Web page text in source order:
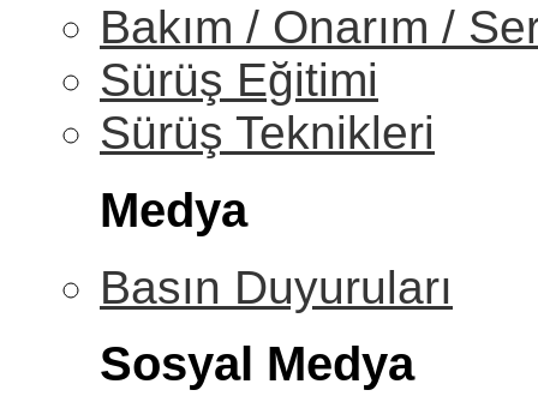
Bakım / Onarım /
Sürüş Eğitimi
Sürüş Teknikleri
Medya
Basın Duyuruları
Sosyal Medya